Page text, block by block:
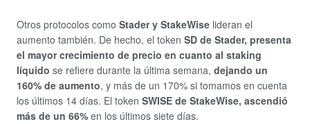
Otros protocolos como Stader y StakeWise lideran el
aumento también. De hecho, el token SD de Stader, presenta
el mayor crecimiento de precio en cuanto al staking
líquido se refiere durante la última semana, dejando un
160% de aumento, y más de un 170% si tomamos en cuenta
los últimos 14 días. El token SWISE de StakeWise, ascendió
más de un 66% en los últimos siete días.